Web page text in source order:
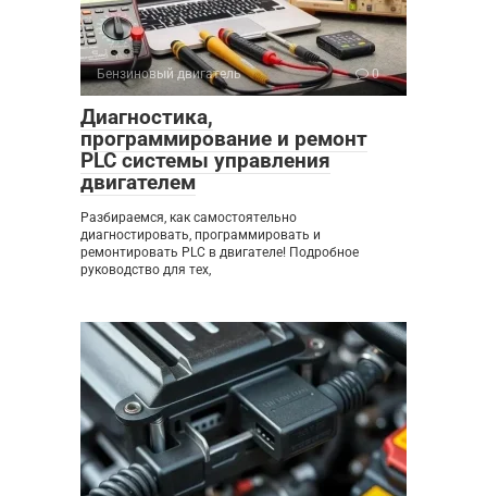
Бензиновый двигатель 0
Диагностика,
программирование и ремонт
PLC системы управления
двигателем
Разбираемся, как самостоятельно
диагностировать, программировать и
ремонтировать PLC в двигателе! Подробное
руководство для тех,